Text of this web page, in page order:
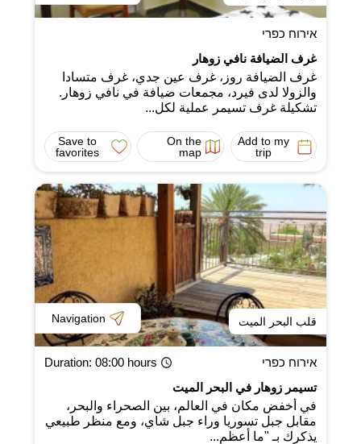
אירוח כפרי
غرف الضيافة نافي زوهار
غرف الضيافة روز، غرف عين جدي، غرف متسادا
والزولا لدى فيرد، مجمعات ضيافة في نافي زوهار.
تشكيلة غرف تسيمر عملية لكل...
Add to my
trip
On the
map
Save to
favorites
قلب البحر الميت Navigation
אירוח כפרי Duration: 08:00 hours
تسيمر زوهار في البحر الميت
في أخفض مكان في العالم، بين الصحراء والبحر،
مقابل جبل تسوريا وراء جبل شاي، ومع منظر طبيعي
يذكرك بـ "ما أعظم...